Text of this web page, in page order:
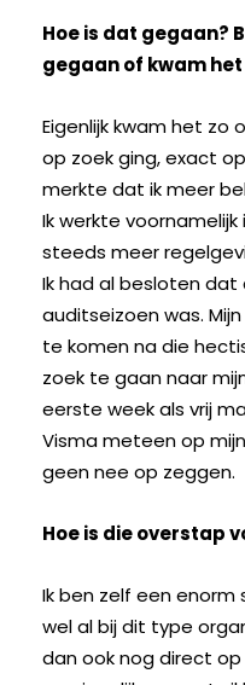
Hoe is dat gegaan?
gegaan of kwam
Eigenlijk kwam het zo
op zoek ging, exact
merkte dat ik meer
Ik werkte
steeds meer
Ik had al besloten
auditseizoen was.
te komen na die
zoek te gaan naar
eerste week als vrij
Visma meteen op
geen nee op zeggen.
Hoe is die overstap
Ik ben zelf een
wel al bij dit type
dan ook nog direct